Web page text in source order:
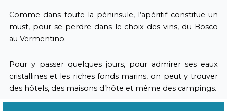
Comme dans toute la péninsule, l’apéritif constitue un
must, pour se perdre dans le choix des vins, du Bosco
au Vermentino.
Pour y passer quelques jours, pour admirer ses eaux
cristallines et les riches fonds marins, on peut y trouver
des hôtels, des maisons d’hôte et même des campings.